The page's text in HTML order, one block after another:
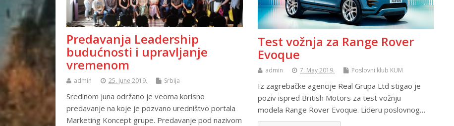
Predavanja Leadership
budućnosti i upravljanje
vremenom
admin 25. June 2019. Srbija
Sredinom juna održano je veoma korisno
predavanje na koje je pozvano uredništvo portala
Marketing Koncept grupe. Predavanje pod nazivom
Test vožnja za Range Rover
Evoque
admin 7. May 2019. Poslovni klub KUM
Iz zagrebačke agencije Real Grupa Ltd stigao je
poziv ispred British Motors za test vožnju
modela Range Rover Evoque. Lideru poslovnog…